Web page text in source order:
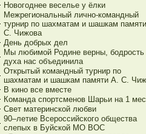
Новогоднее веселье у ёлки
Межрегиональный лично-командный
турнир по шахматам и шашкам
С. Чижова
День добрых дел
Мы любимой Родине верны, бодрость
духа нас объединила
Открытый командный турнир по
шахматам и шашкам памяти А. С.
В кино все вместе
Команда спортсменов Шарьи на 1
Свет материнской любви
90–летие Всероссийского общества
слепых в Буйской МО ВОС